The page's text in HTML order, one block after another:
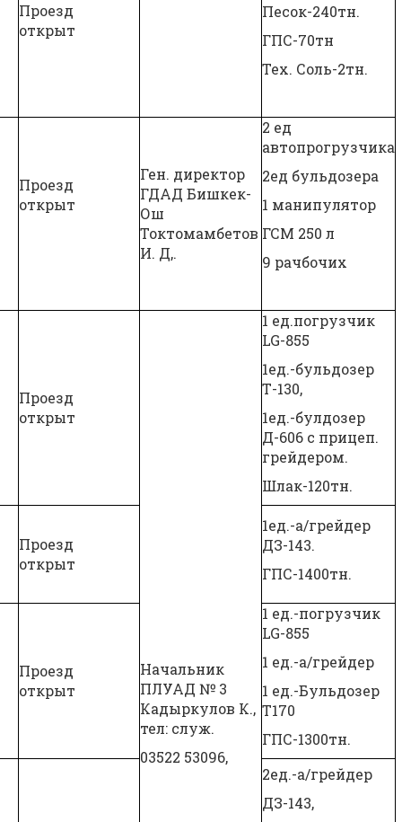
Проезд
открыт
Песок-240тн.
ГПС-70тн
Тех. Соль-2тн.
Проезд
открыт
Ген. директор
ГДАД Бишкек-
Ош
Токтомамбетов
И. Д,.
2 ед
автопрогрузчика
2ед бульдозера
1 манипулятор
ГСМ 250 л
9 рачбочих
Проезд
открыт
Начальник
ПЛУАД № 3
Кадыркулов К.,
тел: служ.
03522 53096,
1 ед.погрузчик
LG-855
1ед.-бульдозер
Т-130,
1ед.-булдозер
Д-606 с прицеп.
грейдером.
Шлак-120тн.
Проезд
открыт
1ед.-а/грейдер
ДЗ-143.
ГПС-1400тн.
Проезд
открыт
1 ед.-погрузчик
LG-855
1 ед.-а/грейдер
1 ед.-Бульдозер
Т170
ГПС-1300тн.
2ед.-а/грейдер
ДЗ-143,